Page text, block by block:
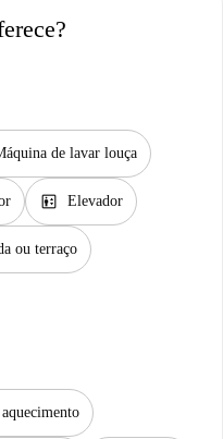
de lavar louça
elevator Elevador
ou terraço